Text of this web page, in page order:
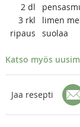
2 dl
3 rkl
limen
ripaus
suolaa
Katso myös
Jaa resepti